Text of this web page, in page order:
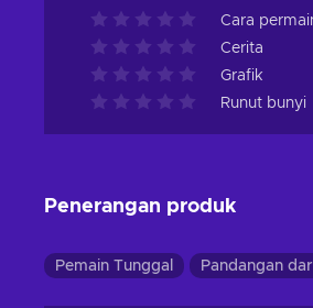
Cara
Cerita
Grafik
Runut bunyi
Penerangan produk
Pemain Tunggal Pandangan